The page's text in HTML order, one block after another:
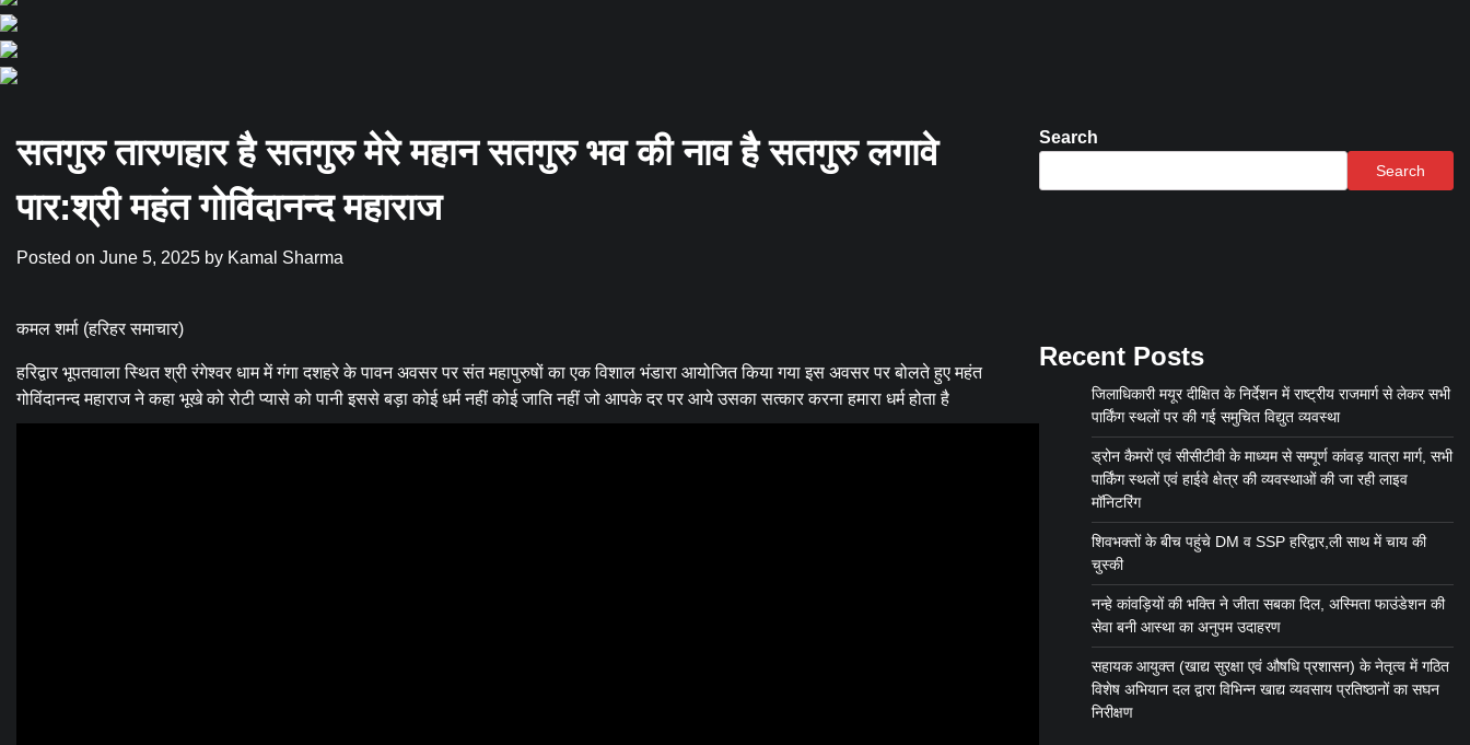
सतगुरु तारणहार है सतगुरु मेरे महान सतगुरु भव की नाव है सतगुरु लगावे
पार:श्री महंत गोविंदानन्द महाराज
Posted on June 5, 2025 by Kamal Sharma
कमल शर्मा (हरिहर समाचार)
हरिद्वार भूपतवाला स्थित श्री रंगेश्वर धाम में गंगा दशहरे के पावन अवसर पर संत महापुरुषों का एक विशाल भंडारा आयोजित किया गया इस अवसर पर बोलते हुए महंत
गोविंदानन्द महाराज ने कहा भूखे को रोटी प्यासे को पानी इससे बड़ा कोई धर्म नहीं कोई जाति नहीं जो आपके दर पर आये उसका सत्कार करना हमारा धर्म होता है
Search
Search
Recent Posts
जिलाधिकारी मयूर दीक्षित के निर्देशन में राष्ट्रीय राजमार्ग से लेकर सभी
पार्किंग स्थलों पर की गई समुचित विद्युत व्यवस्था
ड्रोन कैमरों एवं सीसीटीवी के माध्यम से सम्पूर्ण कांवड़ यात्रा मार्ग, सभी
पार्किंग स्थलों एवं हाईवे क्षेत्र की व्यवस्थाओं की जा रही लाइव
मॉनिटरिंग
शिवभक्तों के बीच पहुंचे DM व SSP हरिद्वार,ली साथ में चाय की
चुस्की
नन्हे कांवड़ियों की भक्ति ने जीता सबका दिल, अस्मिता फाउंडेशन की
सेवा बनी आस्था का अनुपम उदाहरण
सहायक आयुक्त (खाद्य सुरक्षा एवं औषधि प्रशासन) के नेतृत्व में गठित
विशेष अभियान दल द्वारा विभिन्न खाद्य व्यवसाय प्रतिष्ठानों का सघन
निरीक्षण